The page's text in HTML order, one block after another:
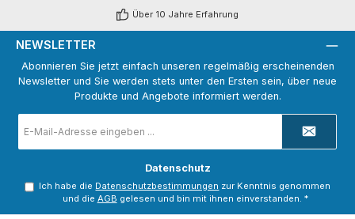
Über 10 Jahre Erfahrung
NEWSLETTER
Abonnieren Sie jetzt einfach unseren regelmäßig erscheinenden
Newsletter und Sie werden stets unter den Ersten sein, über neue
Produkte und Angebote informiert werden.
Mail-
Adresse
Datenschutz
Ich habe die Datenschutzbestimmungen zur Kenntnis genommen
und die AGB gelesen und bin mit ihnen einverstanden. *